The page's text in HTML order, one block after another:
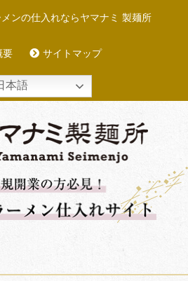
ンの仕入れならヤマナミ 製麺所
要 サイトマップ
本語